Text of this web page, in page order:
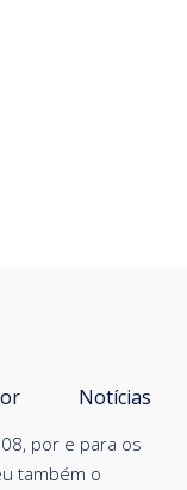
por e para os
também o
Notícias